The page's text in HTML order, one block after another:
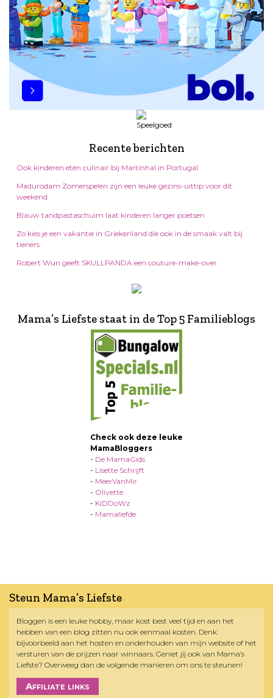
Recente berichten
Ook kinderen eten culinair bij Martinhal in Portugal
Madurodam Zomerspelen zijn een leuke gezins-uittip voor dit
weekend
Blauw tandpastaschuim laat kinderen langer poetsen
Zo kies je een vakantie in Griekenland die ook in de smaak valt bij
tieners
Robert Wun geeft SKULLPANDA een couture-make-over
Mama’s Liefste staat in de Top 5 Familieblogs
Check ook deze leuke
MamaBloggers
- De MamaGids
- Lisette Schrijft
- MeerVanMir
- Olivette
- KiDDoWz
- Mamaliefde
Steun Mama’s Liefste
Bloggen is een leuke hobby, maar kost best veel tijd en aan het
hebben van een blog zitten nu ook eenmaal kosten. Denk
bijvoorbeeld aan het hosten en onderhouden van mijn website of het
versturen van de prijzen naar winnaars. Geniet jij ook van Mama’s
Liefste? Overweeg dan de volgende manieren om ons te steunen!
Affiliate links